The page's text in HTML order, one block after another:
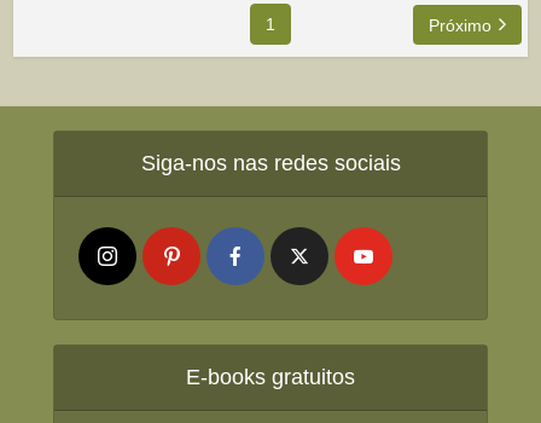
1 Próximo
Siga-nos nas redes sociais
E-books gratuitos